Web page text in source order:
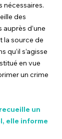
nécessaires.
des
d’une
la source de
qu’il s’agisse
en vue
un crime
un
elle informe